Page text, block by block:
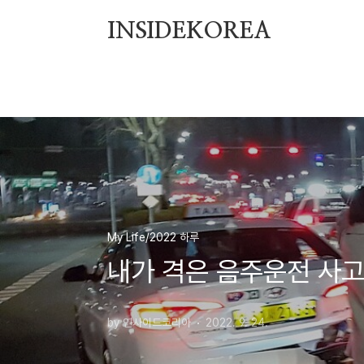
INSIDEKOREA
My Life/2022 하루
내가 격은 음주운전 사
by 인사이드코리아 2022. 9. 24.